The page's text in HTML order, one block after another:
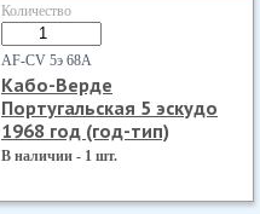
Количество
AF-CV 5э 68А
Кабо-Верде
Португальская 5 эскудо
1968 год (год-тип)
В наличии - 1 шт.